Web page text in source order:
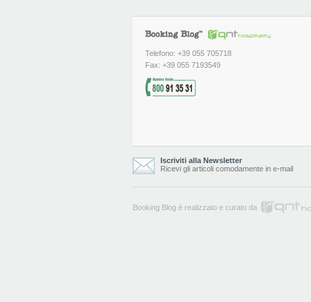
Telefono: +39 055 705718
Fax: +39 055 7193549
Iscriviti alla Newsletter
Ricevi gli articoli comodamente in e-mail
Booking Blog è realizzato e curato da